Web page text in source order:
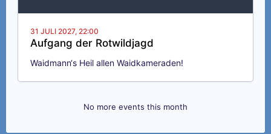
31 JULI 2027, 22:00
Aufgang der Rotwildjagd
Waidmann‘s Heil allen Waidkameraden!
No more events this month